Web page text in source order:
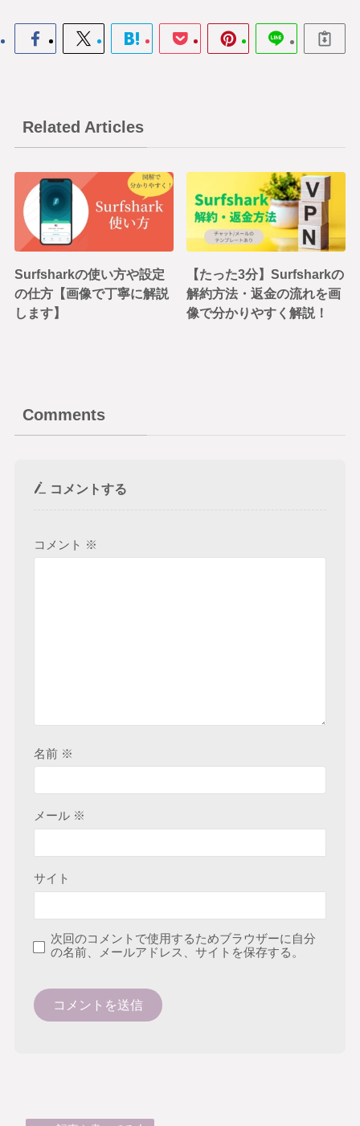
Related Articles
Surfsharkの使い方や設定
の仕方【画像で丁寧に解説
します】
【たった3分】Surfsharkの
解約方法・返金の流れを画
像で分かりやすく解説！
Comments
コメントする
コメント ※
名前 ※
メール ※
サイト
次回のコメントで使用するためブラウザーに自分
の名前、メールアドレス、サイトを保存する。